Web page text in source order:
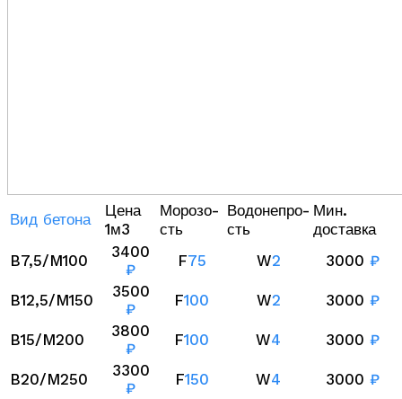
Вид бетона
Цена
1м3
Морозо-
сть
Водонепро-
сть
Мин.
доставка
B7,5/M100
3400
₽
F75 W2 3000 ₽
B12,5/M150
3500
₽
F100 W2 3000 ₽
B15/M200
3800
₽
F100 W4 3000 ₽
B20/M250
3300
₽
F150 W4 3000 ₽